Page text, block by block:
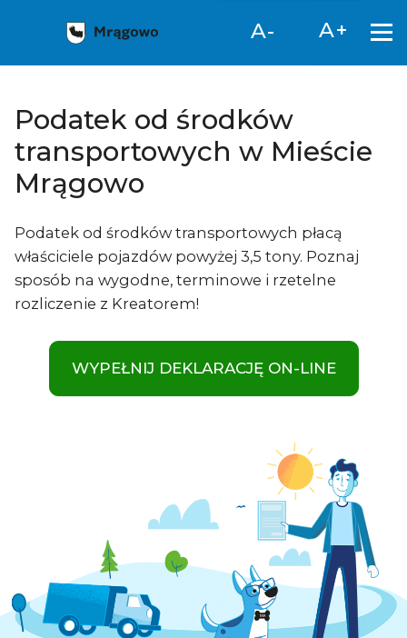
A- A+
Podatek od środków
transportowych w Mieście
Mrągowo
Podatek od środków transportowych płacą
właściciele pojazdów powyżej 3,5 tony. Poznaj
sposób na wygodne, terminowe i rzetelne
rozliczenie z Kreatorem!
WYPEŁNIJ DEKLARACJĘ ON-LINE